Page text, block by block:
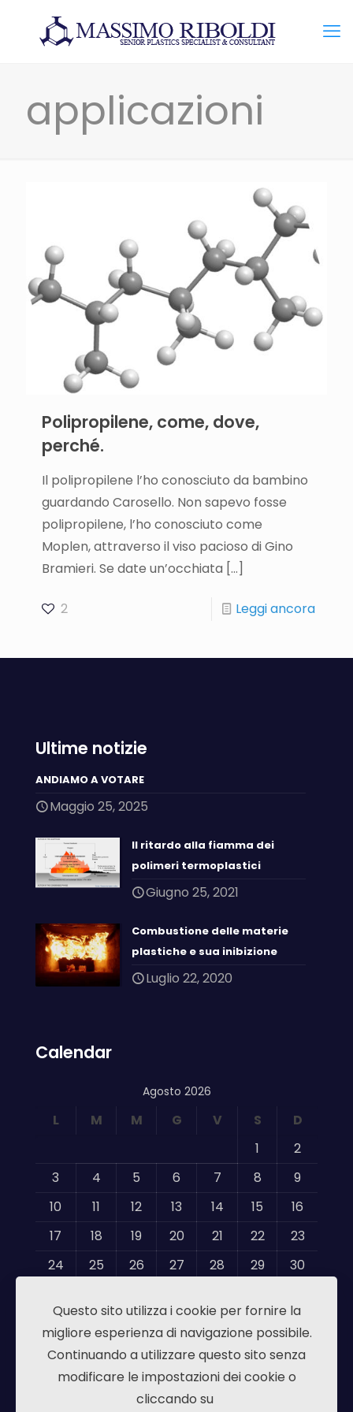
applicazioni
Polipropilene, come, dove,
perché.
Il polipropilene l’ho conosciuto da bambino
guardando Carosello. Non sapevo fosse
polipropilene, l’ho conosciuto come
Moplen, attraverso il viso pacioso di Gino
Bramieri. Se date un’occhiata […]
2 Leggi ancora
Ultime notizie
ANDIAMO A VOTARE
Maggio 25, 2025
Il ritardo alla fiamma dei
polimeri termoplastici
Giugno 25, 2021
Combustione delle materie
plastiche e sua inibizione
Luglio 22, 2020
Calendar
Agosto 2026
L M M G V S
D
1
2
3
4 5 6 7 8
9
10
11 12 13 14 15
16
17
18 19 20 21 22
23
24
25 26 27 28 29
30
« Mag
Questo sito utilizza i cookie per fornire la
migliore esperienza di navigazione possibile.
Continuando a utilizzare questo sito senza
modificare le impostazioni dei cookie o
cliccando su